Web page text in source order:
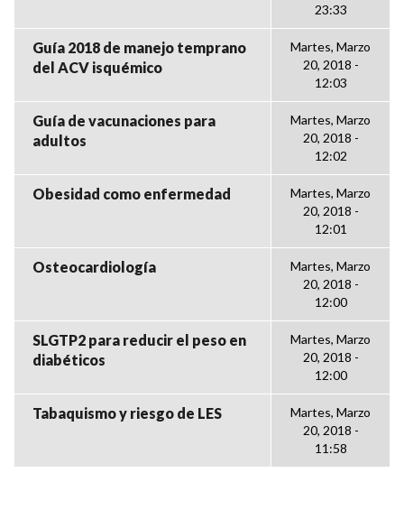
23:33
Guía 2018 de manejo temprano
del ACV isquémico
Martes, Marzo
20, 2018 -
12:03
Guía de vacunaciones para
adultos
Martes, Marzo
20, 2018 -
12:02
Obesidad como enfermedad
Martes, Marzo
20, 2018 -
12:01
Osteocardiología
Martes, Marzo
20, 2018 -
12:00
SLGTP2 para reducir el peso en
diabéticos
Martes, Marzo
20, 2018 -
12:00
Tabaquismo y riesgo de LES
Martes, Marzo
20, 2018 -
11:58